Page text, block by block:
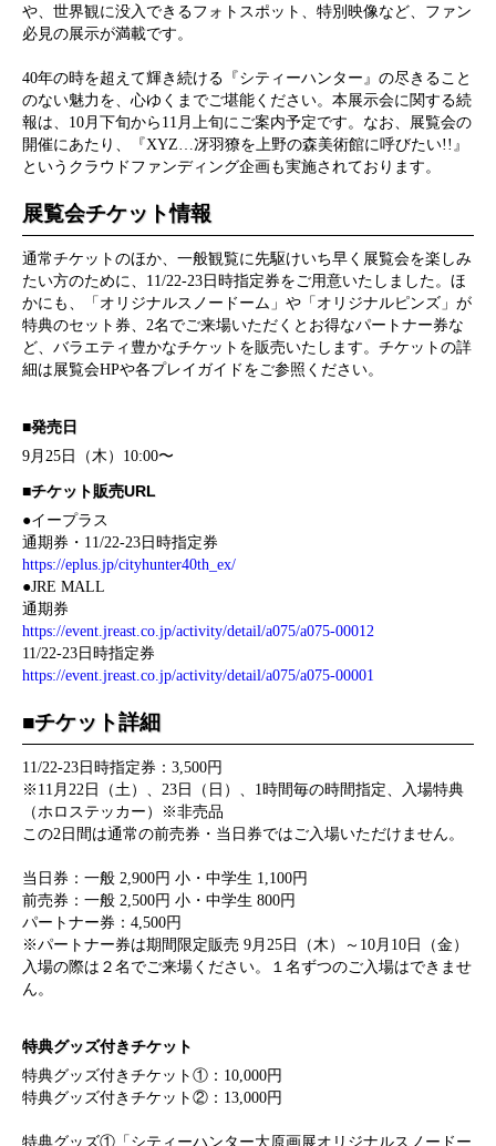
や、世界観に没入できるフォトスポット、特別映像など、ファン
必見の展示が満載です。
40年の時を超えて輝き続ける『シティーハンター』の尽きること
のない魅力を、心ゆくまでご堪能ください。本展示会に関する続
報は、10月下旬から11月上旬にご案内予定です。なお、展覧会の
開催にあたり、『XYZ…冴羽獠を上野の森美術館に呼びたい!!』
というクラウドファンディング企画も実施されております。
展覧会チケット情報
通常チケットのほか、一般観覧に先駆けいち早く展覧会を楽しみ
たい方のために、11/22-23日時指定券をご用意いたしました。ほ
かにも、「オリジナルスノードーム」や「オリジナルピンズ」が
特典のセット券、2名でご来場いただくとお得なパートナー券な
ど、バラエティ豊かなチケットを販売いたします。チケットの詳
細は展覧会HPや各プレイガイドをご参照ください。
■発売日
9月25日（木）10:00〜
■チケット販売URL
●イープラス
通期券・11/22-23日時指定券
https://eplus.jp/cityhunter40th_ex/
●JRE MALL
通期券
https://event.jreast.co.jp/activity/detail/a075/a075-00012
11/22-23日時指定券
https://event.jreast.co.jp/activity/detail/a075/a075-00001
■チケット詳細
11/22-23日時指定券：3,500円
※11月22日（土）、23日（日）、1時間毎の時間指定、入場特典
（ホロステッカー）※非売品
この2日間は通常の前売券・当日券ではご入場いただけません。
当日券：一般 2,900円 小・中学生 1,100円
前売券：一般 2,500円 小・中学生 800円
パートナー券：4,500円
※パートナー券は期間限定販売 9月25日（木）～10月10日（金）
入場の際は２名でご来場ください。１名ずつのご入場はできませ
ん。
特典グッズ付きチケット
特典グッズ付きチケット①：10,000円
特典グッズ付きチケット②：13,000円
特典グッズ①「シティーハンター大原画展オリジナルスノードー